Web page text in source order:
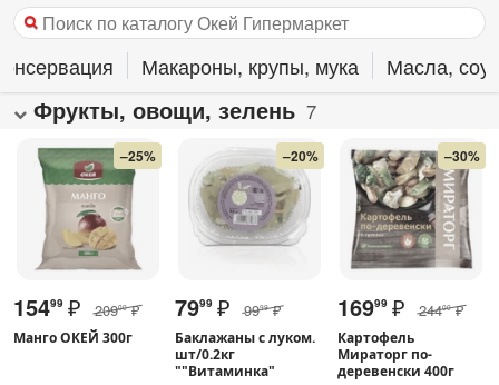
Макароны, крупы, мука Масла,
Фрукты, овощи, зелень 7
–25%
15499 ₽ 20900 ₽
Манго ОКЕЙ 300г
–20%
7999 ₽ 9999 ₽
Баклажаны с луком.
шт/0.2кг
""Витаминка"
–30%
16999 ₽ 24400 ₽
Картофель
Мираторг по-
деревенски 400г